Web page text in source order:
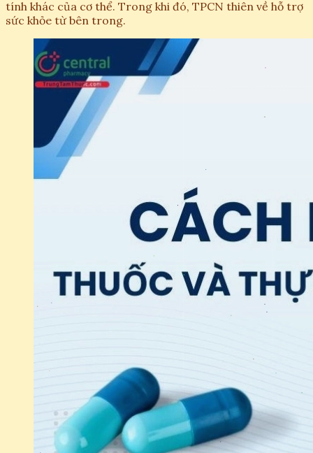
tính khác của cơ thể. Trong khi đó, TPCN thiên về hỗ trợ
sức khỏe từ bên trong.